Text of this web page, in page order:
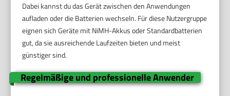
Dabei kannst du das Gerät zwischen den Anwendungen
aufladen oder die Batterien wechseln. Für diese Nutzergruppe
eignen sich Geräte mit NiMH-Akkus oder Standardbatterien
gut, da sie ausreichende Laufzeiten bieten und meist
günstiger sind.
Regelmäßige und professionelle Anwender